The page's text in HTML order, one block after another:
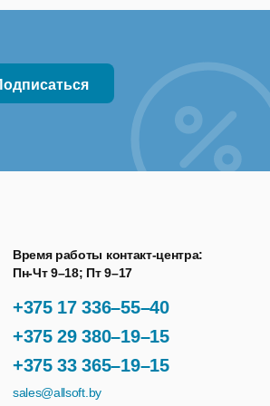
московского времени.
фраз и url. Обновление
что позволяет
+375 17 336–55–40
+375 29 380–19–15
+375 33 365–19–15
Время работы контакт-центра:
Пн-Чт 9–18; Пт 9–17
sales@allsoft.by